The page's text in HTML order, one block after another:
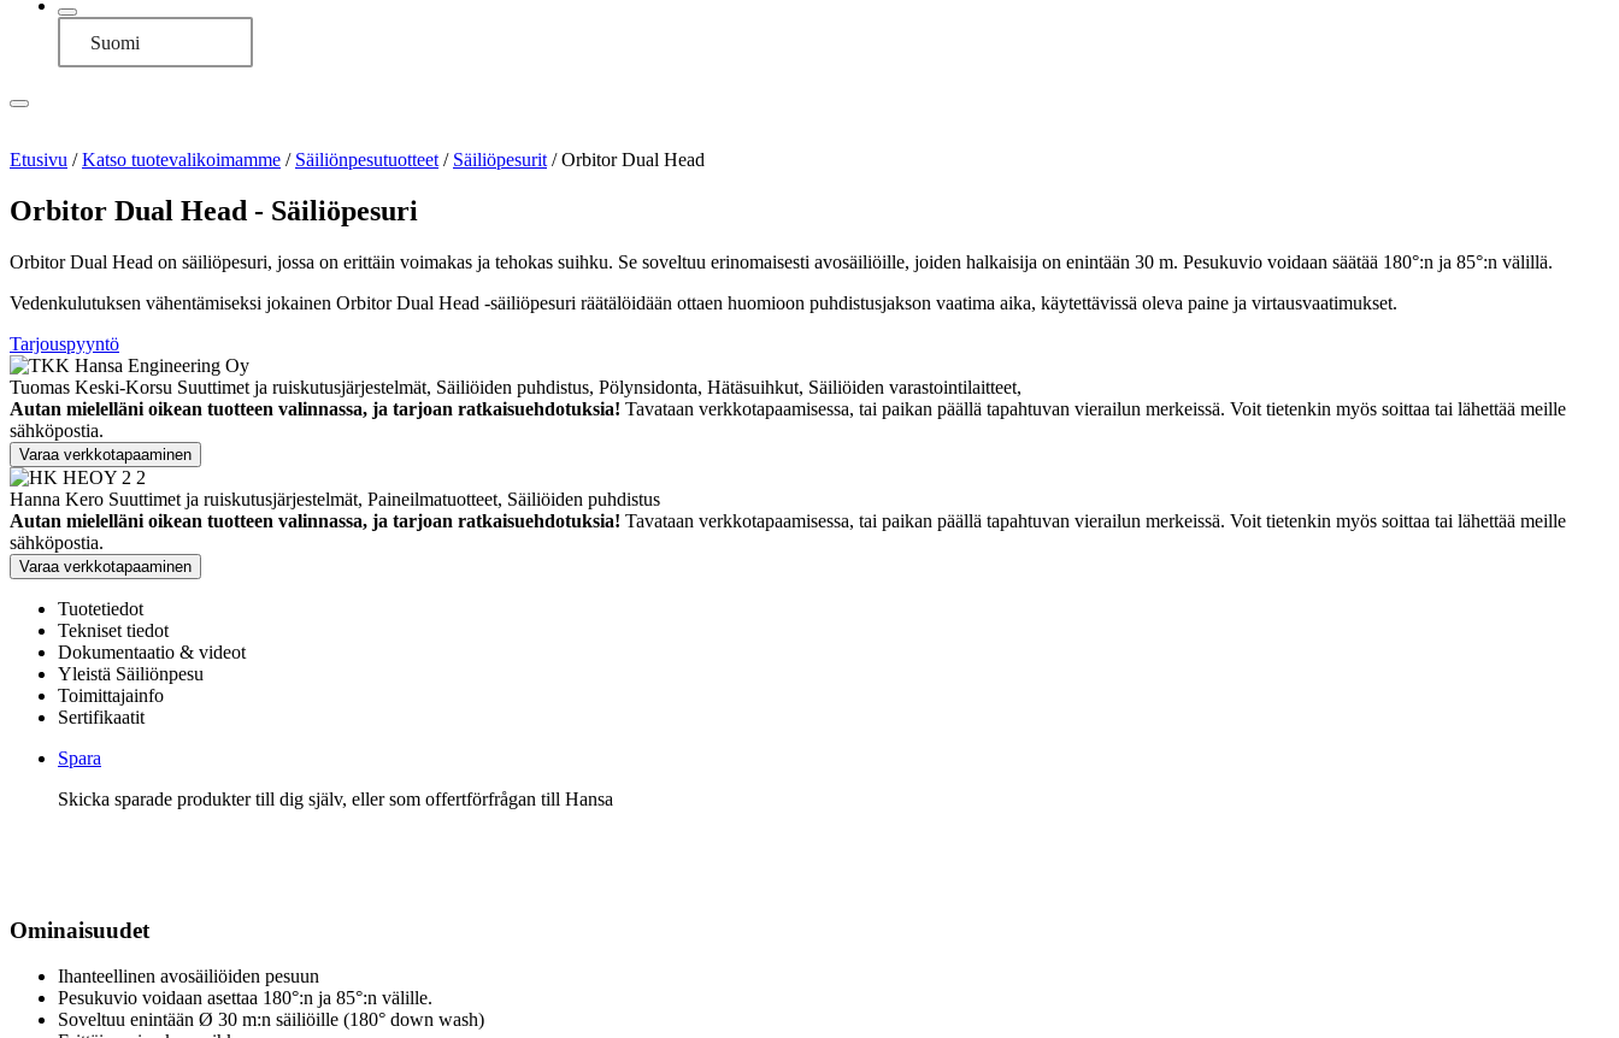
Suomi
Etusivu /Katso tuotevalikoimamme / Säiliönpesutuotteet / Säiliöpesurit /Orbitor Dual Head
Orbitor Dual Head - Säiliöpesuri
Orbitor Dual Head on säiliöpesuri, jossa on erittäin voimakas ja tehokas suihku. Se soveltuu erinomaisesti avosäiliöille, joiden halkaisija on enintään 30 m. Pesukuvio voidaan säätää 180°:n ja 85°:n välillä.
Vedenkulutuksen vähentämiseksi jokainen Orbitor Dual Head -säiliöpesuri räätälöidään ottaen huomioon puhdistusjakson vaatima aika, käytettävissä oleva paine ja virtausvaatimukset.
Tarjouspyyntö
Tuomas Keski-Korsu Suuttimet ja ruiskutusjärjestelmät, Säiliöiden puhdistus, Pölynsidonta, Hätäsuihkut, Säiliöiden varastointilaitteet,
Autan mielelläni oikean tuotteen valinnassa, ja tarjoan ratkaisuehdotuksia! Tavataan verkkotapaamisessa, tai paikan päällä tapahtuvan vierailun merkeissä. Voit tietenkin myös soittaa tai lähettää meille
sähköpostia.
Varaa verkkotapaaminen
Hanna Kero Suuttimet ja ruiskutusjärjestelmät, Paineilmatuotteet, Säiliöiden puhdistus
Autan mielelläni oikean tuotteen valinnassa, ja tarjoan ratkaisuehdotuksia! Tavataan verkkotapaamisessa, tai paikan päällä tapahtuvan vierailun merkeissä. Voit tietenkin myös soittaa tai lähettää meille
sähköpostia.
Varaa verkkotapaaminen
Tuotetiedot
Tekniset tiedot
Dokumentaatio & videot
Yleistä Säiliönpesu
Toimittajainfo
Sertifikaatit
Spara
Skicka sparade produkter till dig själv, eller som offertförfrågan till Hansa
Ominaisuudet
Ihanteellinen avosäiliöiden pesuun
Pesukuvio voidaan asettaa 180°:n ja 85°:n välille.
Soveltuu enintään Ø 30 m:n säiliöille (180° down wash)